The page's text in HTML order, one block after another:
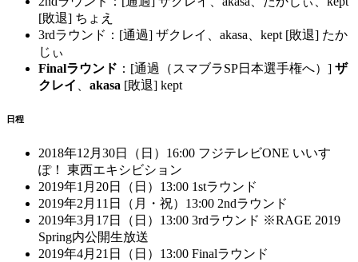
[敗退] ちょえ
3rdラウンド：[通過] ザクレイ、akasa、kept [敗退] たか
じぃ
Finalラウンド ：[通過（スマブラSP日本選手権へ）] ザ
クレイ 、 akasa [敗退] kept
日程
2018年12月30日（日）16:00 フジテレビONE いいす
ぽ！ 東西エキシビション
2019年1月20日（日）13:00 1stラウンド
2019年2月11日（月・祝）13:00 2ndラウンド
2019年3月17日（日）13:00 3rdラウンド ※RAGE 2019
Spring内公開生放送
2019年4月21日（日）13:00 Finalラウンド